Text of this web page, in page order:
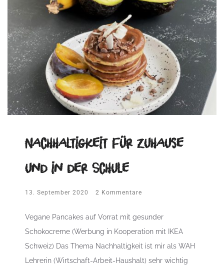
Nachhaltigkeit für zuhause
und in der Schule
13. September 2020 2 Kommentare
Vegane Pancakes auf Vorrat mit gesunder
Schokocreme (Werbung in Kooperation mit IKEA
Schweiz) Das Thema Nachhaltigkeit ist mir als WAH
Lehrerin (Wirtschaft-Arbeit-Haushalt) sehr wichtig